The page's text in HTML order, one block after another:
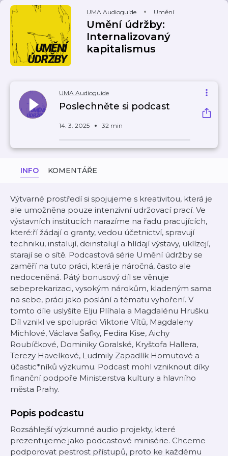
UMA Audioguide Umění
Umění údržby:
Internalizovaný
kapitalismus
UMA Audioguide
Poslechněte si podcast
14. 3. 2025 32 min
INFO KOMENTÁŘE
Výtvarné prostředí si spojujeme s kreativitou, která je
ale umožněna pouze intenzivní udržovací prací. Ve
výstavních institucích narazíme na řadu pracujících,
které:ří žádají o granty, vedou účetnictví, spravují
techniku, instalují, deinstalují a hlídají výstavy, uklízejí,
starají se o sítě. Podcastová série Umění údržby se
zaměří na tuto práci, která je náročná, často ale
nedoceněná. Pátý bonusový díl se věnuje
sebeprekarizaci, vysokým nárokům, kladeným sama
na sebe, práci jako poslání a tématu vyhoření. V
tomto díle uslyšíte Elju Plíhala a Magdalénu Hrušku.
Díl vznikl ve spolupráci Viktorie Vítů, Magdaleny
Michlové, Václava Šafky, Fedira Kise, Aichy
Roubíčkové, Dominiky Goralské, Kryštofa Hallera,
Terezy Havelkové, Ludmily Zapadlík Homutové a
účastic*níků výzkumu. Podcast mohl vzniknout díky
finanční podpoře Ministerstva kultury a hlavního
města Prahy.
Popis podcastu
Rozsáhlejší výzkumné audio projekty, které
prezentujeme jako podcastové minisérie. Chceme
podporovat pestrost přístupů, proto ke každému